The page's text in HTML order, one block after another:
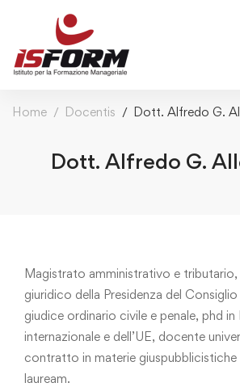
Home Docentis Dott. Alfredo G.
Dott. Alfredo G.
Magistrato amministrativo e
giuridico della Presidenza del
giudice ordinario civile e penale, phd
internazionale e dell’UE, docente
contratto in materie giuspubblicistiche
lauream.